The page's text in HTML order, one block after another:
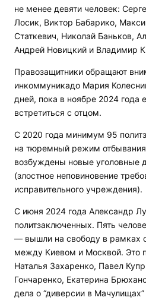
не менее девяти человек:
Лосик, Виктор Бабарико,
Статкевич, Николай Баньков,
Андрей Новицкий и Владимир
Правозащитники обращают
инкоммуникадо Мария
дней, пока в ноябре 2024 года
встретиться с отцом.
С 2020 года минимум 95
на тюремный режим отбывания
возбуждены новые уголовные
(злостное неповиновение
исправительного учреждения).
С июня 2024 года Александр
политзаключенных. Пять
— вышли на свободу в рамках
между Киевом и Москвой. Это
Наталья Захаренко, Павел
Гончаренко, Екатерина
дела о “диверсии в